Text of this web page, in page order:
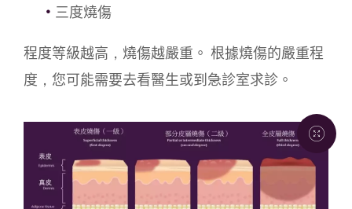
三度燒傷
程度等級越高，燒傷越嚴重。 根據燒傷的嚴重程
度，您可能需要去看醫生或到急診室求診。